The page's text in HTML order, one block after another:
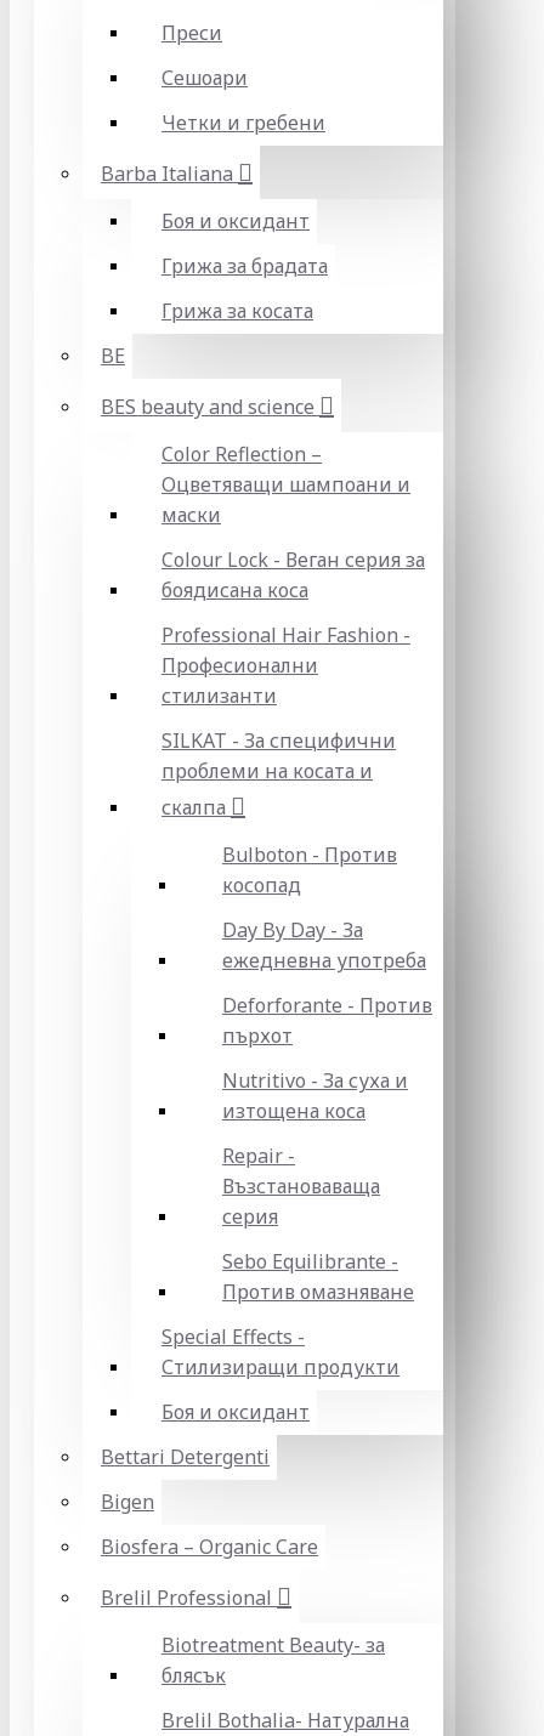
Преси
Сешоари
Четки и гребени
Barba Italiana
Боя и оксидант
Грижа за брадата
Грижа за косата
BE
BES beauty and science
Color Reflection –
Оцветяващи шампоани и
маски
Colour Lock - Веган серия за
боядисана коса
Professional Hair Fashion -
Професионални
стилизанти
SILKAT - За специфични
проблеми на косата и
скалпа
Bulboton - Против
косопад
Day By Day - За
ежедневна употреба
Deforforante - Против
пърхот
Nutritivo - За суха и
изтощена коса
Repair -
Възстановаваща
серия
Sebo Equilibrante -
Против омазняване
Special Effects -
Стилизиращи продукти
Боя и оксидант
Bettari Detergenti
Bigen
Biosfera – Organic Care
Brelil Professional
Biotreatment Beauty- за
блясък
Brelil Bothalia- Натурална